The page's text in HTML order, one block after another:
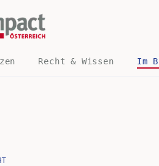
Recht & Wissen Im